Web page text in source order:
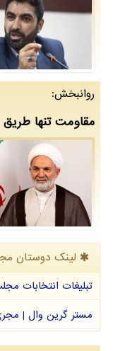
روانبخش:
مقاومت تنها
لینک دوستان
تبلیغات انتخابات
مستر گرین وال |